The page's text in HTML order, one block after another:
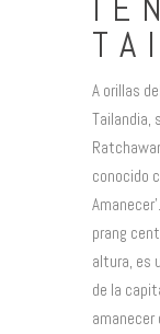
A orillas
Tailandia,
conocido
prang
altura, es
de la